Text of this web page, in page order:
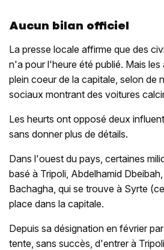
Aucun bilan officiel
La presse locale affirme que des
n'a pour l'heure été publié. Mais
plein coeur de la capitale, selon de
sociaux montrant des voitures
Les heurts ont opposé deux
sans donner plus de détails.
Dans l'ouest du pays, certaines
basé à Tripoli, Abdelhamid
Bachagha, qui se trouve à Syrte
place dans la capitale.
Depuis sa désignation en février
tente, sans succès, d'entrer à